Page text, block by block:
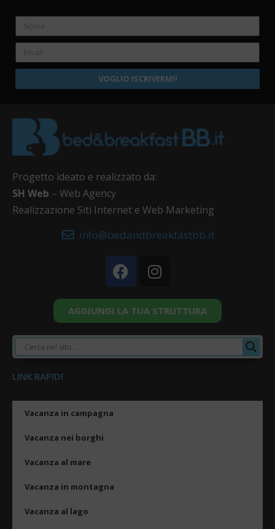
VOGLIO ISCRIVERMI!
Progetto ideato e realizzato da:
SH Web – Web Agency
Realizzazione Siti Internet e Web Marketing
info@bedandbreakfastbb.it
AGGIUNGI LA TUA STRUTTURA
LINK RAPIDI
Vacanza in campagna
Vacanza nei borghi
Vacanza al mare
Vacanza in montagna
Vacanza al lago